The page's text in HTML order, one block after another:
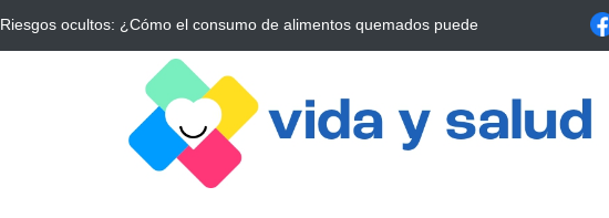
Ayuno Digital: La Estrategia Esencial para Mejorar tu Bienestar La conexión vital